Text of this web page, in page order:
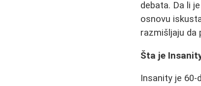
debata. Da li
osnovu
razmišljaju da
Šta je
Insanity je